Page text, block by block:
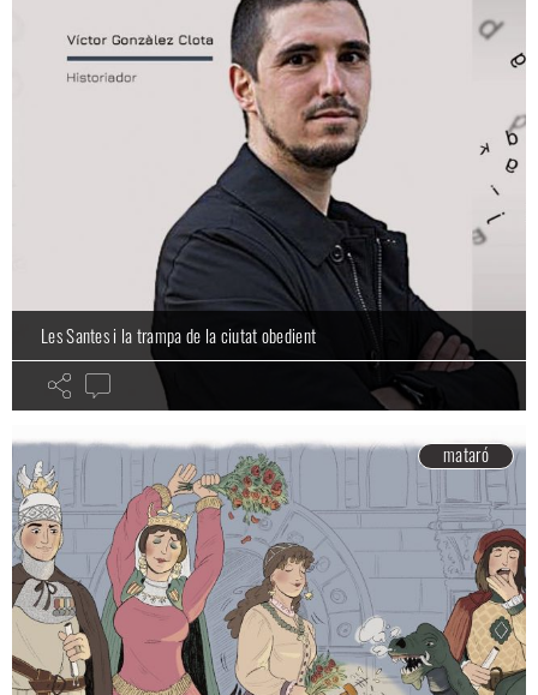
Les Santes i la trampa de la ciutat obedient
mataró